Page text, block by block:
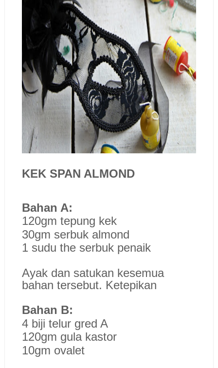
KEK SPAN ALMOND
Bahan A:
120gm tepung kek
30gm serbuk almond
1 sudu the serbuk penaik
Ayak dan satukan kesemua
bahan tersebut. Ketepikan
Bahan B:
4 biji telur gred A
120gm gula kastor
10gm ovalet